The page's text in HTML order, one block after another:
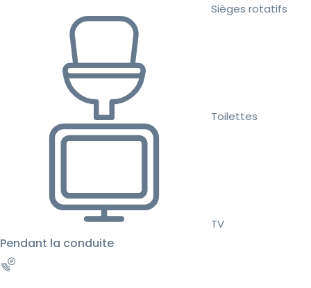
Sièges rotatifs
Toilettes
TV
Pendant la conduite